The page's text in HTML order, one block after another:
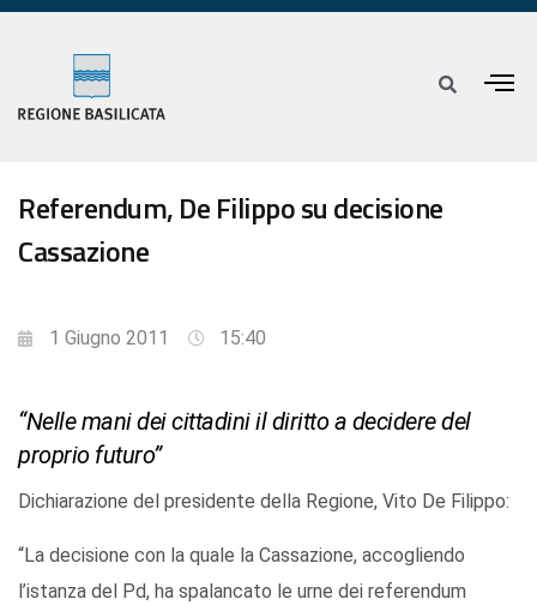
Referendum, De Filippo su decisione
Cassazione
1 Giugno 2011 15:40
“Nelle mani dei cittadini il diritto a decidere del
proprio futuro”
Dichiarazione del presidente della Regione, Vito De Filippo:
“La decisione con la quale la Cassazione, accogliendo
l’istanza del Pd, ha spalancato le urne dei referendum